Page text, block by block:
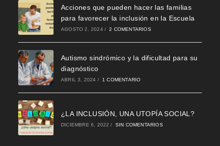
Acciones que pueden hacer las familias
para favorecer la inclusión en la Escuela
AGOSTO 2, 2024 / 2 COMENTARIOS
Autismo sindrómico y la dificultad para su
diagnóstico
ABRIL 3, 2024 / 1 COMENTARIO
¿LA INCLUSIÓN, UNA UTOPÍA SOCIAL?
DICIEMBRE 6, 2022 / SIN COMENTARIOS